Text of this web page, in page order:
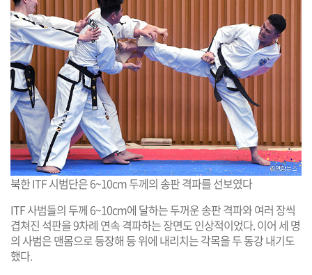
북한 ITF 시범단은 6~10cm 두께의 송판 격파를 선보였다
ITF 사범들의 두께 6~10cm에 달하는 두꺼운 송판 격파와 여러 장씩
겹쳐진 석판을 9차례 연속 격파하는 장면도 인상적이었다. 이어 세 명
의 사범은 맨몸으로 등장해 등 위에 내리치는 각목을 두 동강 내기도
했다.